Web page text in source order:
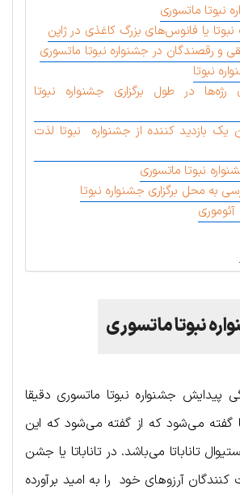
نبوتا ماتسوری
یا فانوس‌های بزرگ کاغذی در ژاپن
و رقصندگان در جشنواره نبوتا ماتسوری
نبوتا
رژه‌ها در طول برگزاری جشنواره نبوتا
یک بازدید کننده از جشنواره نبوتا لذت
نبوتا ماتسوری
به محل برگزاری جشنواره نبوتا
نبوتا ماتسوری
جشنواره نبوتا ماتسوری دقیقا
می‌شود که از گفته می‌شود که این
تاناباتا می‌باشد. در تاناباتا یا جشن
کنندگان آرزوهای خود را به امید برآورده